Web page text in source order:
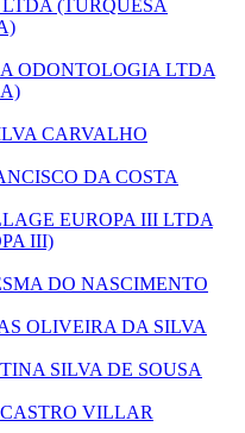
(TURQUESA
ODONTOLOGIA LTDA
CARVALHO
DA COSTA
EUROPA III LTDA
III)
DO NASCIMENTO
OLIVEIRA DA SILVA
SILVA DE SOUSA
VILLAR